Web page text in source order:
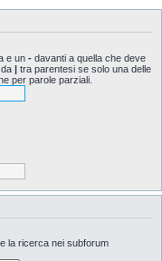
e un - davanti a quella che deve
| tra parentesi se solo una delle
per parole parziali.
la ricerca nei subforum